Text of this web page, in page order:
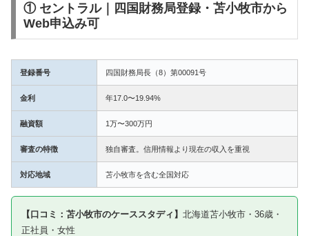
① セントラル｜四国財務局登録・苫小牧市から
Web申込み可
登録番号 四国財務局長（8）第00091号
金利 年17.0〜19.94%
融資額 1万〜300万円
審査の特徴 独自審査。信用情報より現在の収入を重視
対応地域 苫小牧市を含む全国対応
【口コミ：苫小牧市のケーススタディ】 北海道苫小牧市・36歳・
正社員・女性